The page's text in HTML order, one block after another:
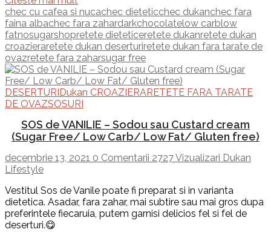
chec cu cafea si nucachec dieteticchec dukanchec fara
faina albachec fara zahardarkchocolatelow carblow
fatnosugarshopretete dieteticeretete dukanretete dukan
croazieraretete dukan deserturiretete dukan fara tarate de
ovazretete fara zaharsugar free
DESERTURI Dukan CROAZIERARETETE FARA TARATE
DE OVAZSOSURI
SOS de VANILIE – Sodou sau Custard cream
(Sugar Free/ Low Carb/ Low Fat/ Gluten free)
decembrie 13, 2021 0 Comentarii 2727 Vizualizari Dukan
Lifestyle
Vestitul Sos de Vanile poate fi preparat si in varianta
dietetica. Asadar, fara zahar, mai subtire sau mai gros dupa
preferintele fiecaruia, putem garnisi delicios fel si fel de
deserturi.😋